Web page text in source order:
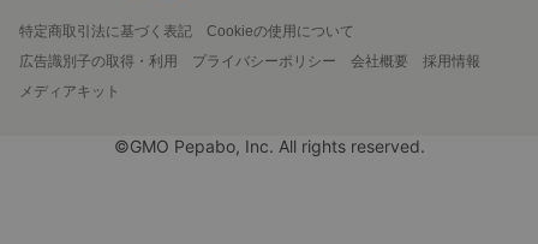
特定商取引法に基づく表記
Cookieの使用について
広告識別子の取得・利用
プライバシーポリシー 会社概要
採用情報
メディアキット
©GMO Pepabo, Inc. All rights reserved.